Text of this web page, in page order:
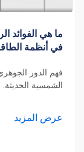
ما هي الفوائد
في أنظمة
فهم الدور
الشمسية
الكهروضوئي. هذا
عرض المزيد